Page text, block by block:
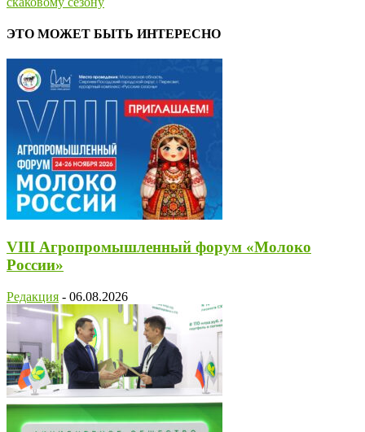
ЭТО МОЖЕТ БЫТЬ ИНТЕРЕСНО
VIII Агропромышленный форум «Молоко
России»
Редакция - 06.08.2026